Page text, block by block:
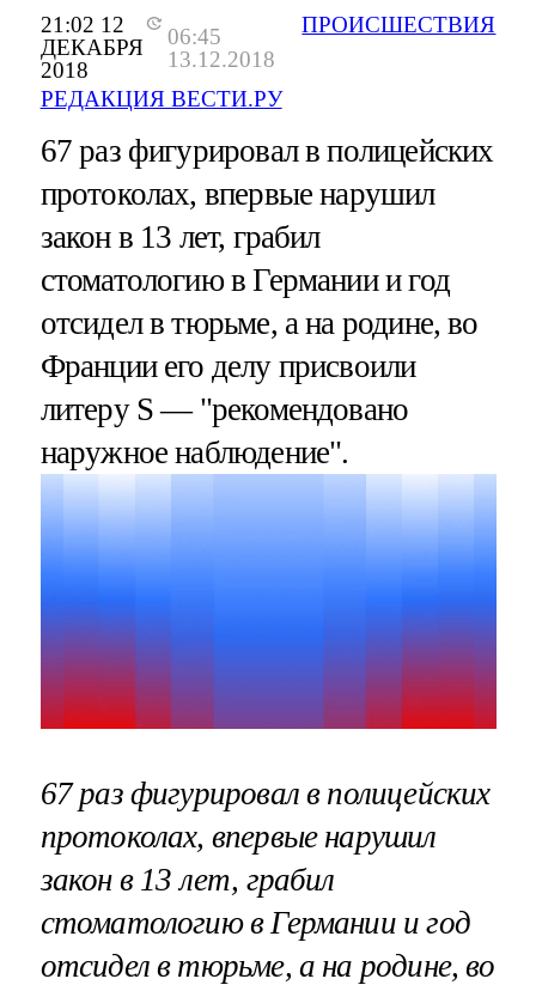
21:02 12
ДЕКАБРЯ
2018
06:45
13.12.2018
РЕДАКЦИЯ ВЕСТИ.РУ
ПРОИСШЕСТВИЯ
67 раз фигурировал в полицейских
протоколах, впервые нарушил
закон в 13 лет, грабил
стоматологию в Германии и год
отсидел в тюрьме, а на родине, во
Франции его делу присвоили
литеру S — "рекомендовано
наружное наблюдение".
67 раз фигурировал в полицейских
протоколах, впервые нарушил
закон в 13 лет, грабил
стоматологию в Германии и год
отсидел в тюрьме, а на родине, во